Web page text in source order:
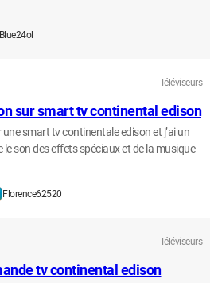
Téléviseurs
sur smart tv continental edison
une smart tv continentale edison et j’ai un
le son des effets spéciaux et de la musique
Florence62520
Téléviseurs
tv continental edison